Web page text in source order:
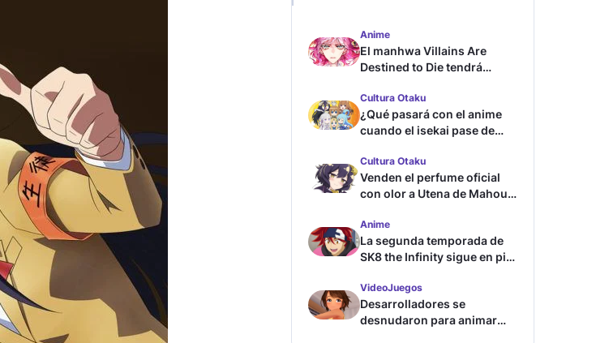
Anime
El manhwa Villains Are
Destined to Die tendrá
Cultura Otaku
¿Qué pasará con el anime
cuando el isekai pase de
Cultura Otaku
Venden el perfume oficial
con olor a Utena de Mahou
Anime
La segunda temporada de
SK8 the Infinity sigue en pie
VideoJuegos
Desarrolladores se
desnudaron para animar